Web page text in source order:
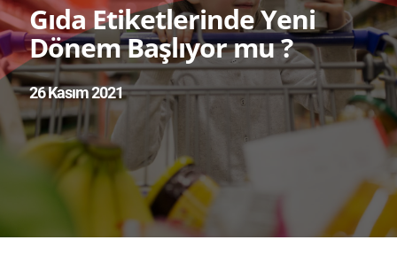
Gıda Etiketlerinde Yeni
Dönem Başlıyor mu ?
26 Kasım 2021